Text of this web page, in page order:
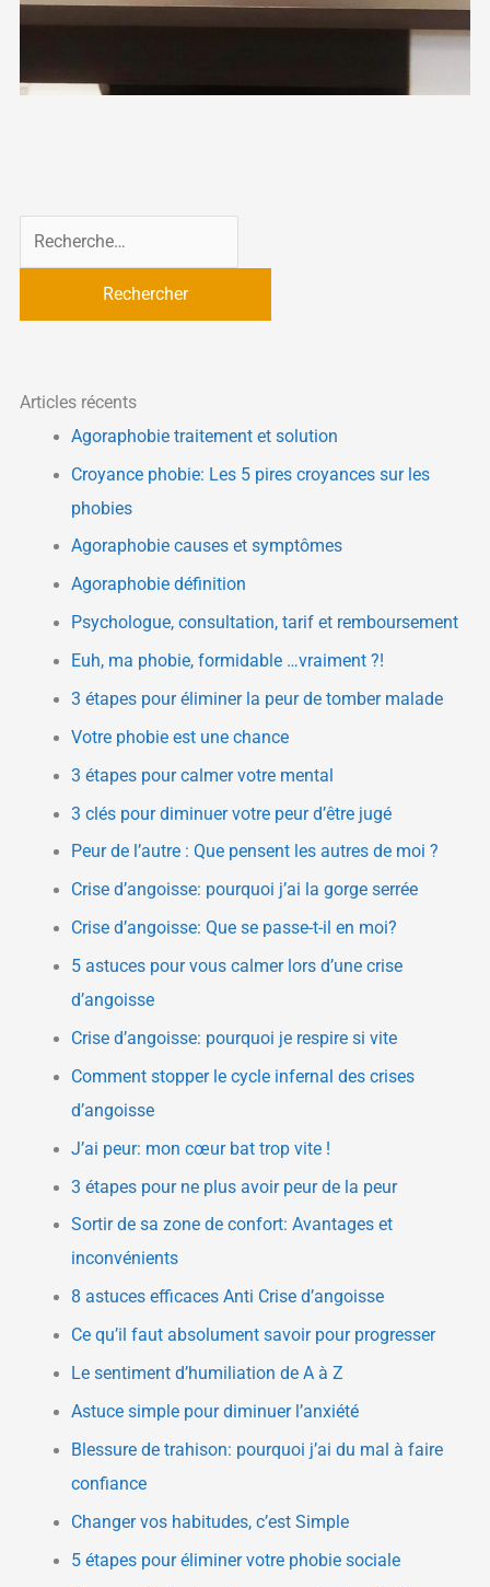
e
r
Articles récents
Agoraphobie traitement et solution
Croyance phobie: Les 5 pires croyances sur les
phobies
Agoraphobie causes et symptômes
Agoraphobie définition
Psychologue, consultation, tarif et remboursement
Euh, ma phobie, formidable …vraiment ?!
3 étapes pour éliminer la peur de tomber malade
Votre phobie est une chance
3 étapes pour calmer votre mental
3 clés pour diminuer votre peur d’être jugé
Peur de l’autre : Que pensent les autres de moi ?
Crise d’angoisse: pourquoi j’ai la gorge serrée
Crise d’angoisse: Que se passe-t-il en moi?
5 astuces pour vous calmer lors d’une crise
d’angoisse
Crise d’angoisse: pourquoi je respire si vite
Comment stopper le cycle infernal des crises
d’angoisse
J’ai peur: mon cœur bat trop vite !
3 étapes pour ne plus avoir peur de la peur
Sortir de sa zone de confort: Avantages et
inconvénients
8 astuces efficaces Anti Crise d’angoisse
Ce qu’il faut absolument savoir pour progresser
Le sentiment d’humiliation de A à Z
Astuce simple pour diminuer l’anxiété
Blessure de trahison: pourquoi j’ai du mal à faire
confiance
Changer vos habitudes, c’est Simple
5 étapes pour éliminer votre phobie sociale